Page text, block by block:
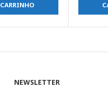
CARRINHO
NEWSLETTER